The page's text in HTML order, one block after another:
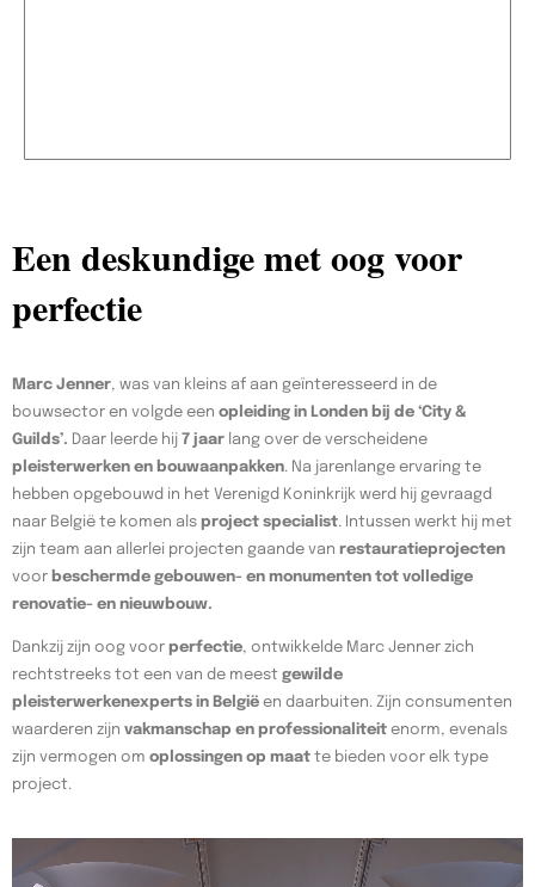
Een deskundige met oog voor
perfectie
Marc Jenner, was van kleins af aan geïnteresseerd in de
bouwsector en volgde een opleiding in Londen bij de ‘City &
Guilds’. Daar leerde hij 7 jaar lang over de verscheidene
pleisterwerken en bouwaanpakken. Na jarenlange ervaring te
hebben opgebouwd in het Verenigd Koninkrijk werd hij gevraagd
naar België te komen als project specialist. Intussen werkt hij met
zijn team aan allerlei projecten gaande van restauratieprojecten
voor beschermde gebouwen- en monumenten tot volledige
renovatie- en nieuwbouw.
Dankzij zijn oog voor perfectie, ontwikkelde Marc Jenner zich
rechtstreeks tot een van de meest gewilde
pleisterwerkenexperts in België en daarbuiten. Zijn consumenten
waarderen zijn vakmanschap en professionaliteit enorm, evenals
zijn vermogen om oplossingen op maat te bieden voor elk type
project.